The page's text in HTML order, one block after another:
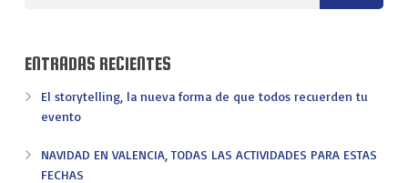
ENTRADAS RECIENTES
El storytelling, la nueva forma de que todos recuerden tu
evento
NAVIDAD EN VALENCIA, TODAS LAS ACTIVIDADES PARA ESTAS
FECHAS